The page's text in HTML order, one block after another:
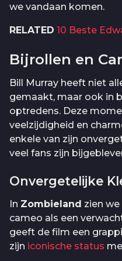
we vandaan komen.
RELATED 10 Beste
Bijrollen en
Bill Murray heeft niet
gemaakt, maar ook in
optredens. Deze
veelzijdigheid en
enkele van zijn
veel fans zijn
Onvergetelijke
In Zombieland zien
cameo als een
geeft de film een
zijn iconische status